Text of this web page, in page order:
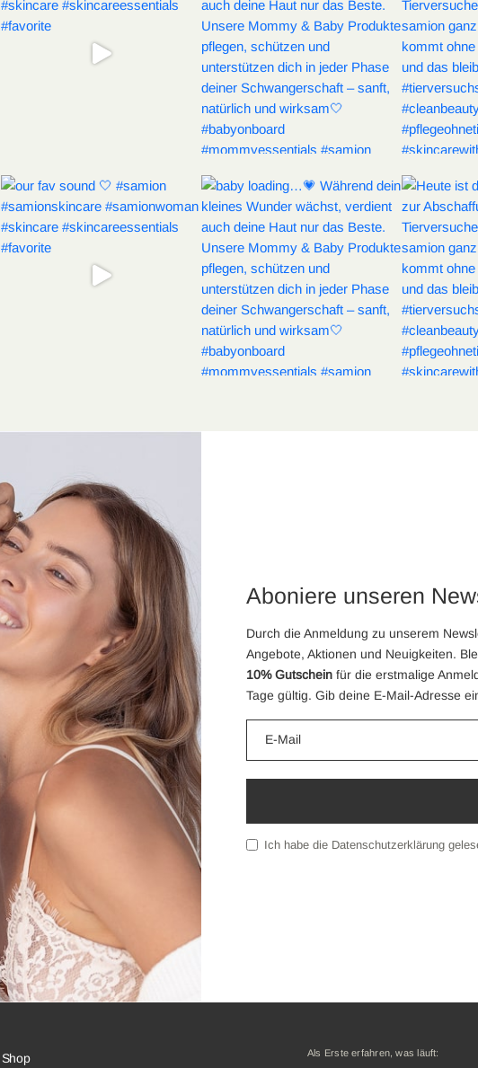
Aboniere unseren
Durch die Anmeldung zu unserem
Angebote, Aktionen und Neuigkeiten.
10% Gutschein für die erstmalige
Tage gültig. Gib deine E-Mail-Adresse
Ich habe die Datenschutzerklärung
Shop Als Erste erfahren, was läuft: